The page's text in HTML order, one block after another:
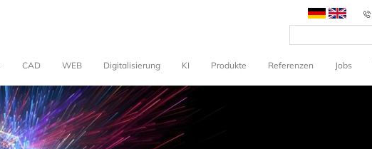
CAD WEB Digitalisierung KI Produkte Referenzen Jobs